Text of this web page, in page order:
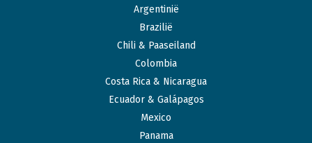
Argentinië
Brazilië
Chili & Paaseiland
Colombia
Costa Rica & Nicaragua
Ecuador & Galápagos
Mexico
Panama